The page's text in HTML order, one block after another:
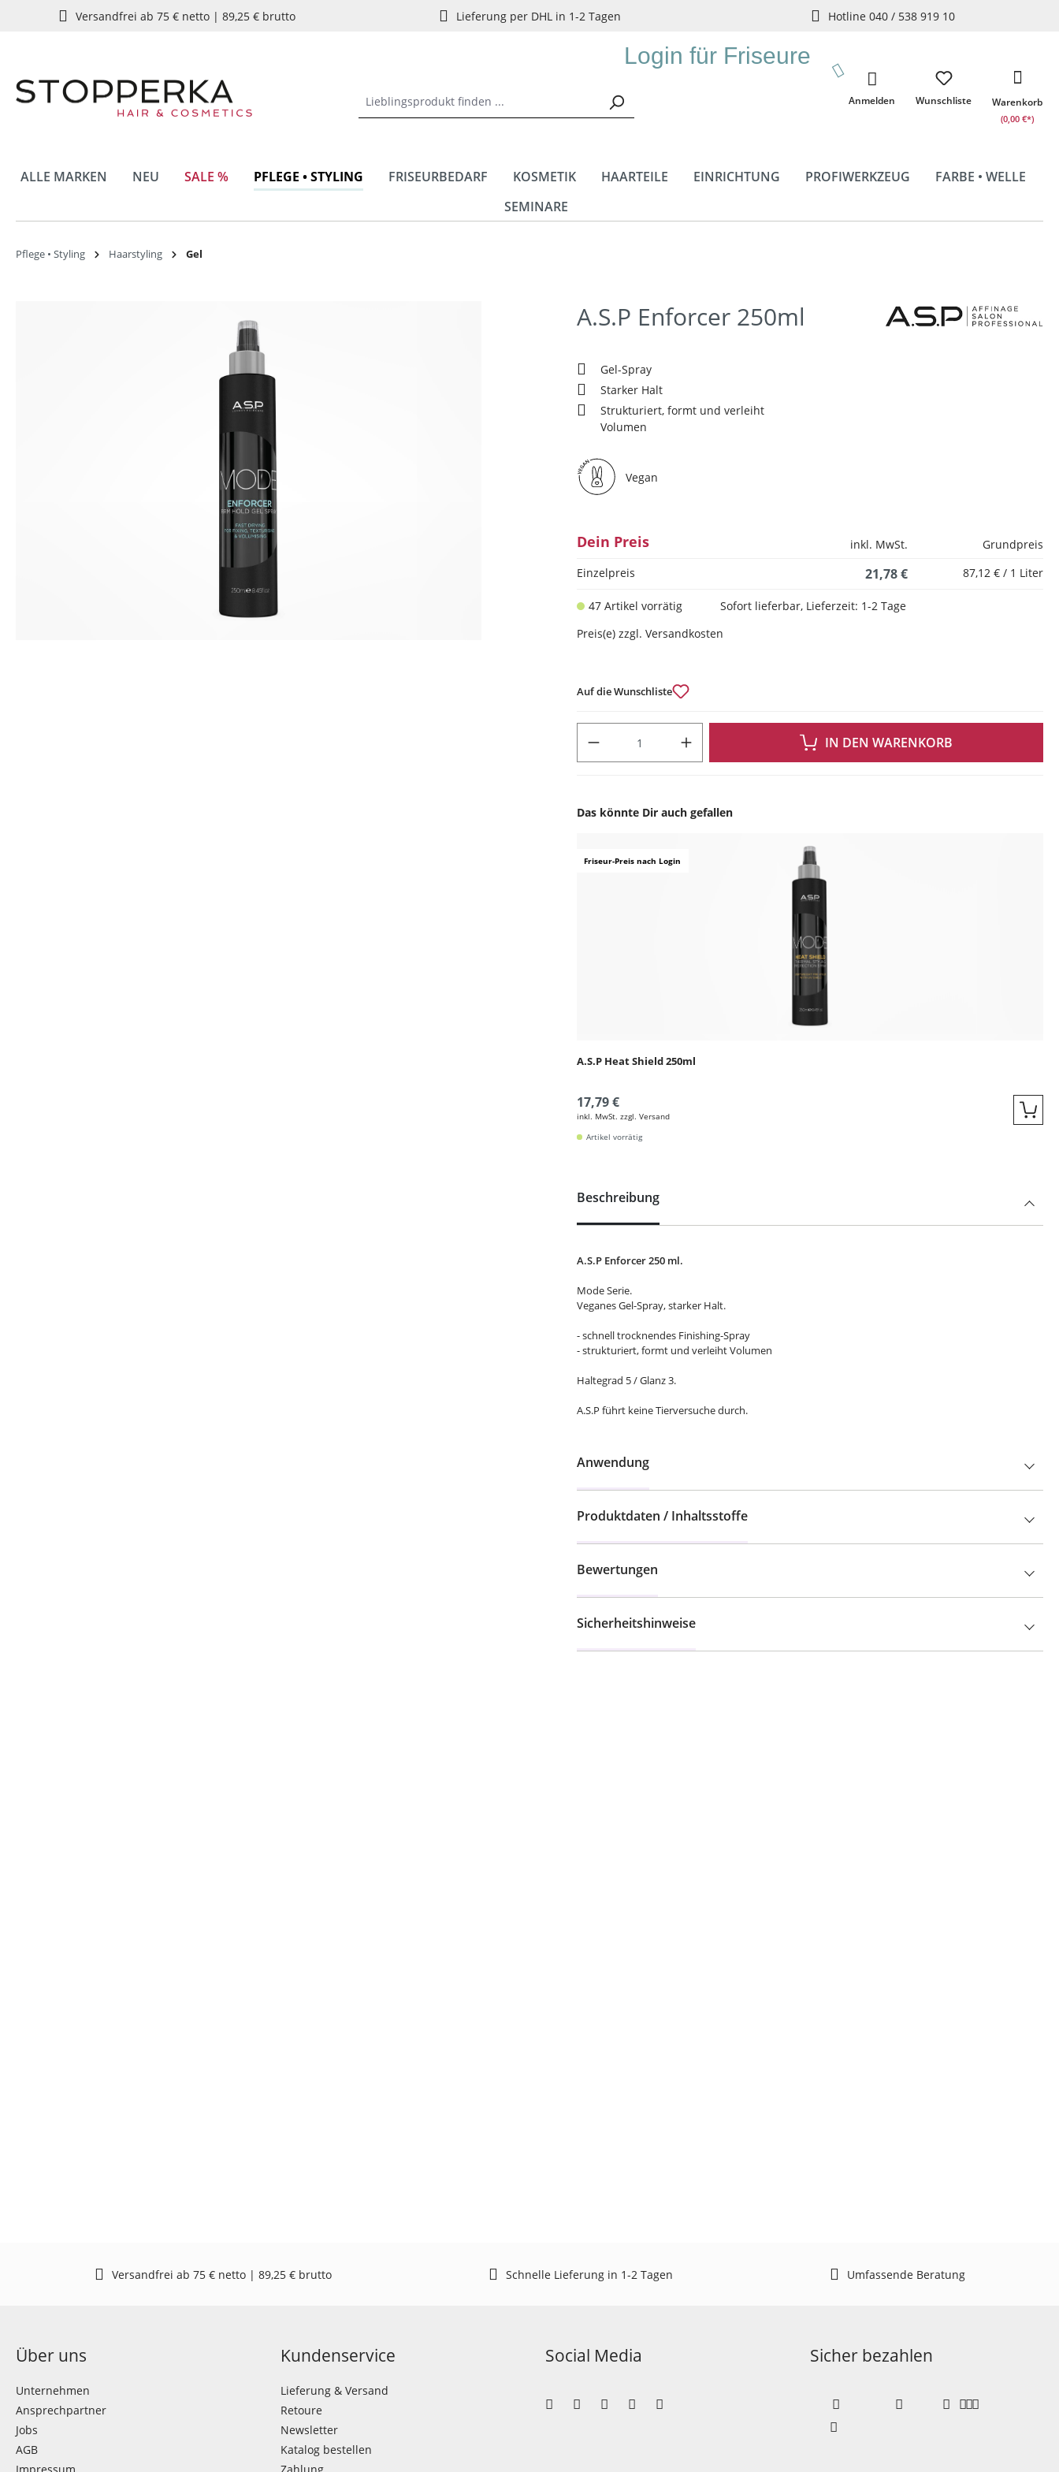
Zur Hauptnavigation springen
Versandfrei ab 75 € netto | 89,25 € brutto Lieferung per DHL in 1-2 Tagen Hotline 040 / 538 919 10
Login für Friseure
Wunschliste
Anmelden Warenkorb
(0,00 €*)
ALLE MARKEN NEU SALE % PFLEGE • STYLING FRISEURBEDARF KOSMETIK HAARTEILE EINRICHTUNG PROFIWERKZEUG
FARBE • WELLE
SEMINARE
Pflege • Styling Haarstyling Gel
A.S.P Enforcer 250ml
Gel-Spray
Starker Halt
Strukturiert, formt und verleiht
Volumen
Vegan
Dein Preis inkl. MwSt.
Grundpreis
Einzelpreis
21,78 € 87,12 € / 1 Liter
47 Artikel vorrätig
Sofort lieferbar, Lieferzeit: 1-2 Tage
Preis(e) zzgl. Versandkosten
Auf die Wunschliste
IN DEN WARENKORB
Das könnte Dir auch gefallen
Friseur-Preis nach Login
A.S.P Heat Shield 250ml
17,79 €
inkl. MwSt. zzgl. Versand
Artikel vorrätig
Beschreibung
A.S.P Enforcer 250 ml.
Mode Serie.
Veganes Gel-Spray, starker Halt.
- schnell trocknendes Finishing-Spray
- strukturiert, formt und verleiht Volumen
Haltegrad 5 / Glanz 3.
A.S.P führt keine Tierversuche durch.
Anwendung
Produktdaten / Inhaltsstoffe
Bewertungen
Sicherheitshinweise
Versandfrei ab 75 € netto | 89,25 € brutto Schnelle Lieferung in 1-2 Tagen Umfassende Beratung
Über uns
Unternehmen
Ansprechpartner
Jobs
AGB
Kundenservice
Lieferung & Versand
Retoure
Newsletter
Katalog bestellen
Social Media Sicher bezahlen